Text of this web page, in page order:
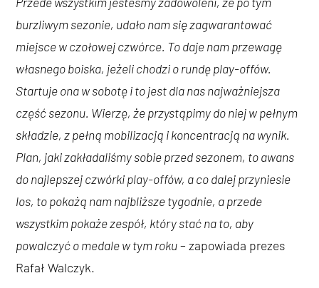
burzliwym sezonie, udało nam się zagwarantować
miejsce w czołowej czwórce. To daje nam przewagę
własnego boiska, jeżeli chodzi o rundę play-offów.
Startuje ona w sobotę i to jest dla nas najważniejsza
część sezonu. Wierzę, że przystąpimy do niej w pełnym
składzie, z pełną mobilizacją i koncentracją na wynik.
Plan, jaki zakładaliśmy sobie przed sezonem, to awans
do najlepszej czwórki play-offów, a co dalej przyniesie
los, to pokażą nam najbliższe tygodnie, a przede
wszystkim pokaże zespół, który stać na to, aby
powalczyć o medale w tym roku– zapowiada prezes
Rafał Walczyk.